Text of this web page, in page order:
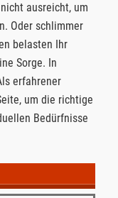
ausreicht, um
Oder schlimmer
belasten Ihr
Sorge. In
erfahrener
um die richtige
Bedürfnisse